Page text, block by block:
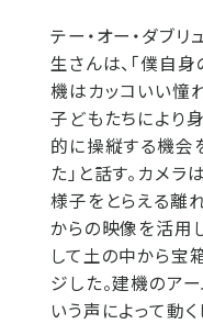
テー・オー・ダブ
生さんは、「僕自
機はカッコいい憧
子どもたちにより
的に操縦する機会
た」と話す。カメ
様子をとらえる離
からの映像を活用
して土の中から宝
ジした。建機のアー
いう声によって動く